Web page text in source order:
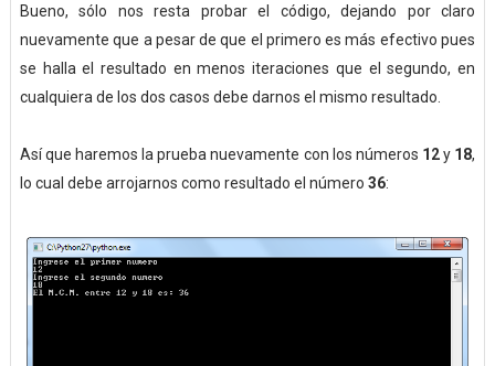
Bueno, sólo nos resta probar el código, dejando por claro
nuevamente que a pesar de que el primero es más efectivo pues
se halla el resultado en menos iteraciones que el segundo, en
cualquiera de los dos casos debe darnos el mismo resultado.
Así que haremos la prueba nuevamente con los números 12y 18,
lo cual debe arrojarnos como resultado el número 36: